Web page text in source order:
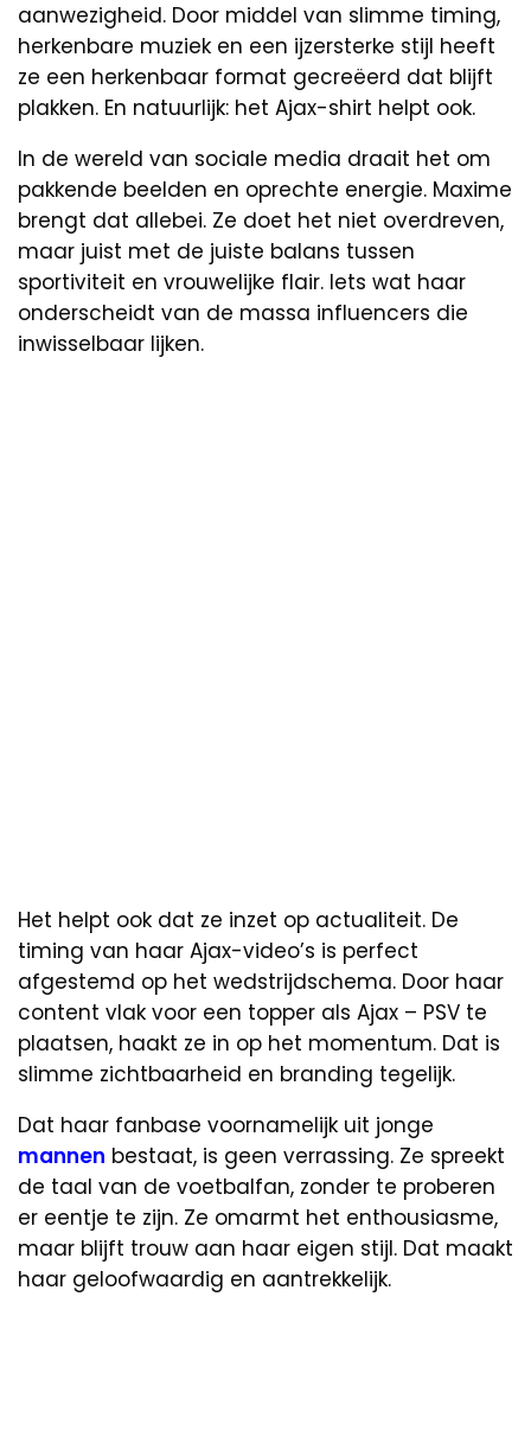
aanwezigheid. Door middel van slimme timing,
herkenbare muziek en een ijzersterke stijl heeft
ze een herkenbaar format gecreëerd dat blijft
plakken. En natuurlijk: het Ajax-shirt helpt ook.
In de wereld van sociale media draait het om
pakkende beelden en oprechte energie. Maxime
brengt dat allebei. Ze doet het niet overdreven,
maar juist met de juiste balans tussen
sportiviteit en vrouwelijke flair. Iets wat haar
onderscheidt van de massa influencers die
inwisselbaar lijken.
Het helpt ook dat ze inzet op actualiteit. De
timing van haar Ajax-video’s is perfect
afgestemd op het wedstrijdschema. Door haar
content vlak voor een topper als Ajax – PSV te
plaatsen, haakt ze in op het momentum. Dat is
slimme zichtbaarheid en branding tegelijk.
Dat haar fanbase voornamelijk uit jonge
mannen bestaat, is geen verrassing. Ze spreekt
de taal van de voetbalfan, zonder te proberen
er eentje te zijn. Ze omarmt het enthousiasme,
maar blijft trouw aan haar eigen stijl. Dat maakt
haar geloofwaardig en aantrekkelijk.